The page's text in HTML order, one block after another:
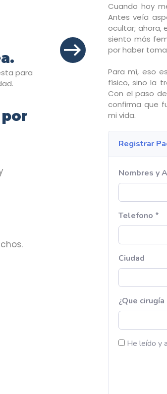
para
Cuando hoy
Antes veía
ocultar; ahora,
siento más
por haber
Para mí, eso
físico, sino la
Con el paso
confirma que
mi vida.